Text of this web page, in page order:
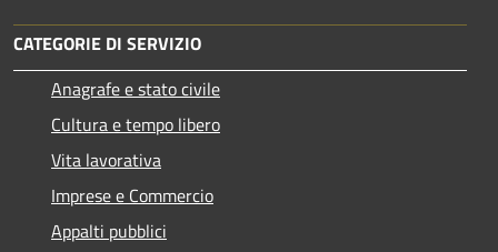
CATEGORIE DI SERVIZIO
Anagrafe e stato civile
Cultura e tempo libero
Vita lavorativa
Imprese e Commercio
Appalti pubblici